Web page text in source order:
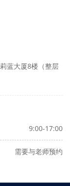
蓝大厦8楼（整层
9:00-17:00
需要与老师预约